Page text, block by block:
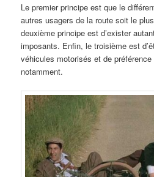
Le premier principe est que le
autres usagers de la route soit le
deuxième principe est d’exister
imposants. Enfin, le troisième est
véhicules motorisés et de
notamment.